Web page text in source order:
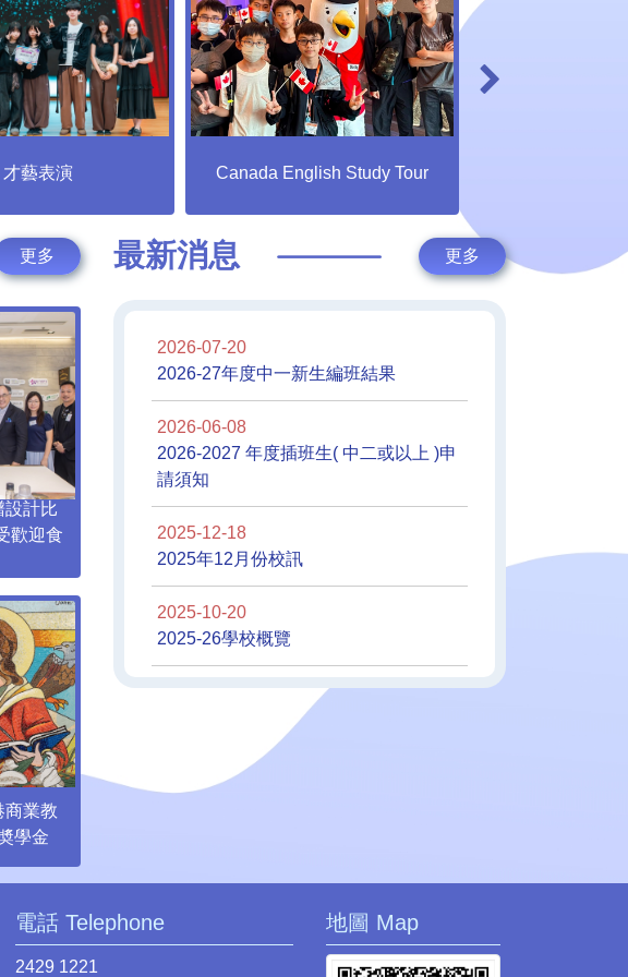
才藝表演 Canada English Study Tour
更多
設計比
歡迎食
商業教
學金
香港課外活動優秀學生表揚
獎 - 4A梁穎琳
中國香港學界體育聯會葵青
最新消息 更多
2026-07-20
2026-27年度中一新生編班結果
2026-06-08
2026-2027 年度插班生( 中二或以上 )申
請須知
2025-12-18
2025年12月份校訊
2025-10-20
2025-26學校概覽
電話 Telephone
2429 1221
地圖 Map